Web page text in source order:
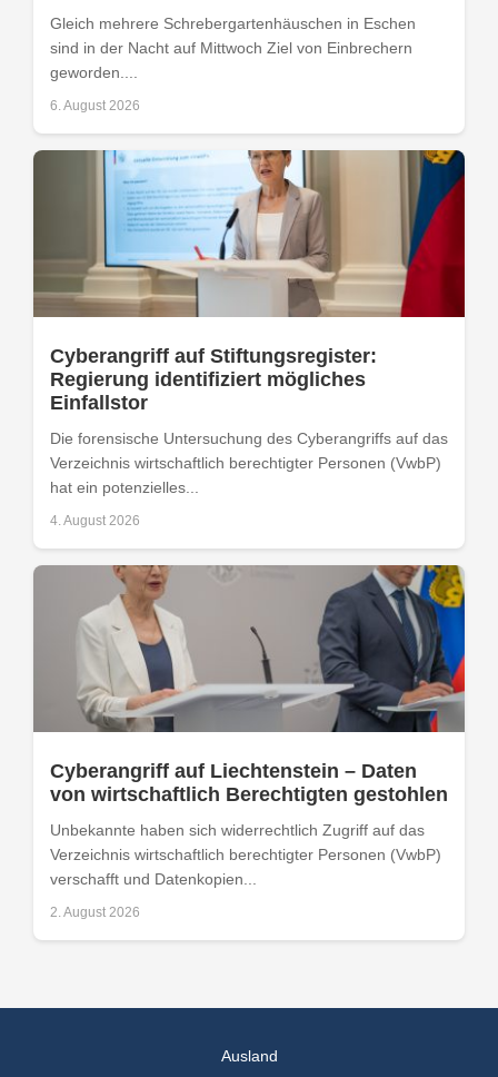
Gleich mehrere Schrebergartenhäuschen in Eschen
sind in der Nacht auf Mittwoch Ziel von Einbrechern
geworden....
6. August 2026
Cyberangriff auf Stiftungsregister:
Regierung identifiziert mögliches
Einfallstor
Die forensische Untersuchung des Cyberangriffs auf das
Verzeichnis wirtschaftlich berechtigter Personen (VwbP)
hat ein potenzielles...
4. August 2026
Cyberangriff auf Liechtenstein – Daten
von wirtschaftlich Berechtigten gestohlen
Unbekannte haben sich widerrechtlich Zugriff auf das
Verzeichnis wirtschaftlich berechtigter Personen (VwbP)
verschafft und Datenkopien...
2. August 2026
Ausland